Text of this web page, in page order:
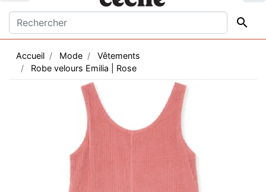

Accueil Mode
Vêtements
Robe velours Emilia | Rose